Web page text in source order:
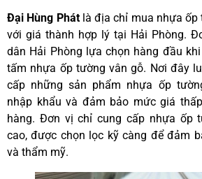
Đại Hùng Phátlà địa chỉ mua nhựa ốp
với giá thành hợp lý tại Hải Phòng.
dân Hải Phòng lựa chọn hàng đầu
tấm nhựa ốp tường vân gỗ. Nơi đây
cấp những sản phẩm nhựa ốp
nhập khẩu và đảm bảo mức giá
hàng. Đơn vị chỉ cung cấp nhựa ốp
cao, được chọn lọc kỹ càng để đảm
và thẩm mỹ.